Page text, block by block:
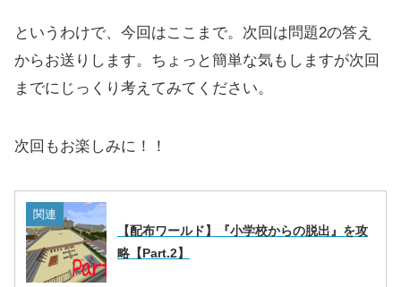
というわけで、今回はここまで。次回は問題2の答え
からお送りします。ちょっと簡単な気もしますが次回
までにじっくり考えてみてください。
次回もお楽しみに！！
関連
【配布ワールド】『小学校からの脱出』を攻
略【Part.2】